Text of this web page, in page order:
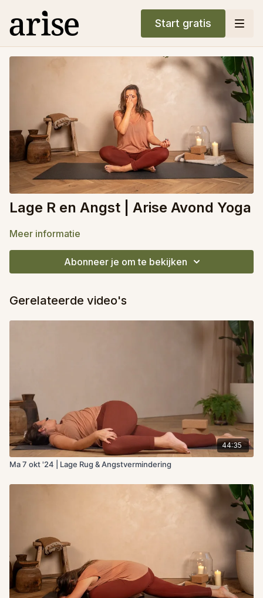
Start gratis
Lage R en Angst | Arise Avond Yoga
Meer informatie
Abonneer je om te bekijken
Gerelateerde video's
44:35
Ma 7 okt '24 | Lage Rug & Angstvermindering